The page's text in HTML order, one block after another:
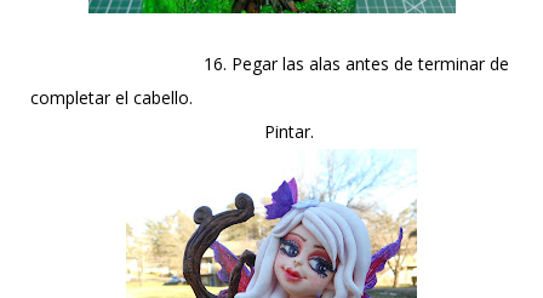
16. Pegar las alas antes de terminar de
completar el cabello.
Pintar.